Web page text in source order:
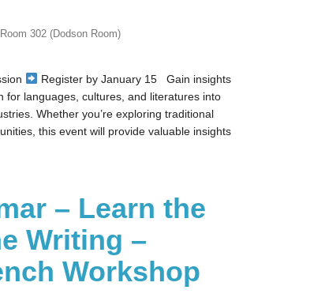
302 (Dodson Room)
Register by January 15 Gain insights
for languages, cultures, and literatures into
Whether you’re exploring traditional
this event will provide valuable insights
– Learn the
Writing –
Workshop